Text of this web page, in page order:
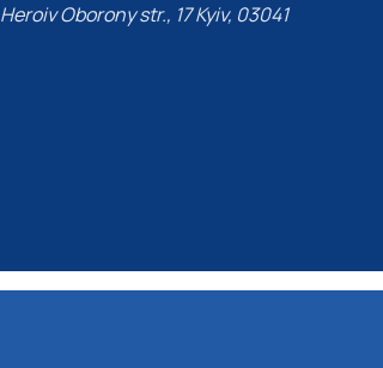
Heroiv Oborony str., 17 Kyiv, 03041